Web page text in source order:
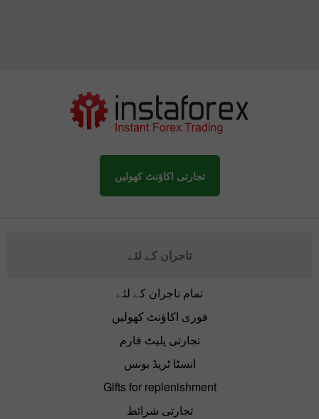
تجارتی اکاؤنٹ کھولیں
تاجران کے لئے
تمام تاجران کے لئے
فوری اکاؤنٹ کھولیں
تجارتی پلیٹ فارم
انسٹا ٹریڈ بونس
Gifts for replenishment
تجارتی شرائط